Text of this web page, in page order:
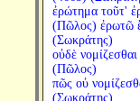
ἐρώτημα τοῦτ'
(Πῶλος) ἐρωτῶ
(Σωκράτης)
οὐδὲ
(Πῶλος)
πῶς οὐ
(Σωκράτης)